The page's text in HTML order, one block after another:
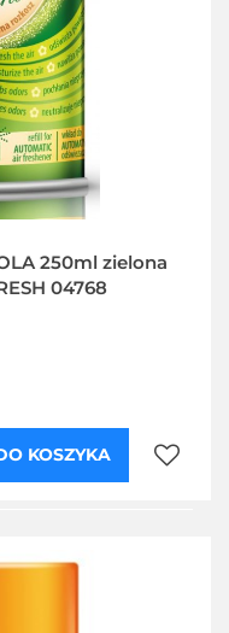
250ml zielona
04768
KOSZYKA